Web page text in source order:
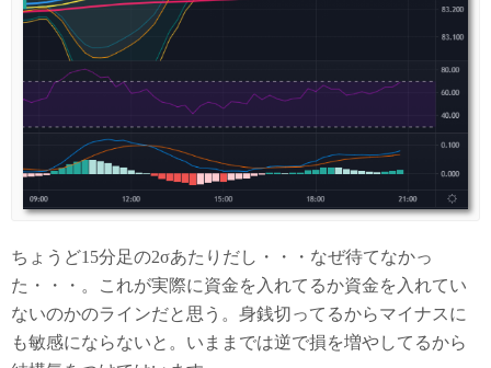
ちょうど15分足の2σあたりだし・・・なぜ待てなかっ
た・・・。これが実際に資金を入れてるか資金を入れてい
ないのかのラインだと思う。身銭切ってるからマイナスに
も敏感にならないと。いままでは逆で損を増やしてるから